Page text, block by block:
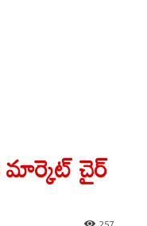
మార్కెట్ చైర్